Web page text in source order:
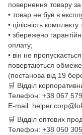
повернення товару
• товар не був в
• цілісність
• збережено
оплату;
• він не
повертаються
(постанова від 19
🛒 Відділ
Телефон: +38 067
E-mail:
🛒 Відділ оптових
Телефон: +38 050